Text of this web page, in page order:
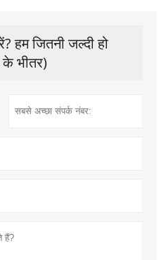
हम जितनी जल्दी हो
भीतर)